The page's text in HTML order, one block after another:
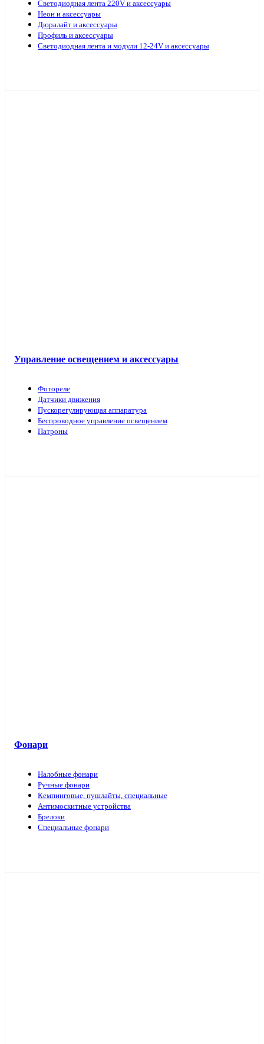
Светодиодная лента 220V и аксессуары
Неон и аксессуары
Дюралайт и аксессуары
Профиль и аксессуары
Светодиодная лента и модули 12-24V и аксессуары
Управление освещением и аксессуары
Фотореле
Датчики движения
Пускорегулирующая аппаратура
Беспроводное управление освещением
Патроны
Фонари
Налобные фонари
Ручные фонари
Кемпинговые, пушлайты, специальные
Антимоскитные устройства
Брелоки
Специальные фонари